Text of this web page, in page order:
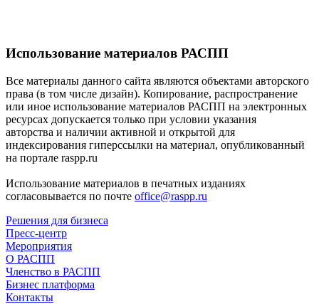
Использование материалов РАСПП
Все материалы данного сайта являются объектами авторского
права (в том числе дизайн). Копирование, распространение
или иное использование материалов РАСПП на электронных
ресурсах допускается только при условии указания
авторства и наличии активной и открытой для
индексирования гиперссылки на материал, опубликованный
на портале raspp.ru
Использование материалов в печатных изданиях
согласовывается по почте office@raspp.ru
Решения для бизнеса
Пресс-центр
Мероприятия
О РАСПП
Членство в РАСПП
Бизнес платформа
Контакты